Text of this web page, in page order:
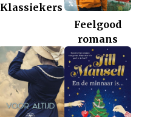
Klassiekers
Feelgood
romans